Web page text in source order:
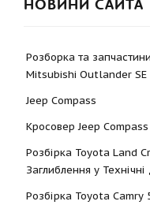
НОВИНИ САЙТА
Розборка та
Mitsubishi Outlander SE
Jeep Compass
Кросовер Jeep
Розбірка Toyota Land
Заглиблення у Технічні
Розбірка Toyota